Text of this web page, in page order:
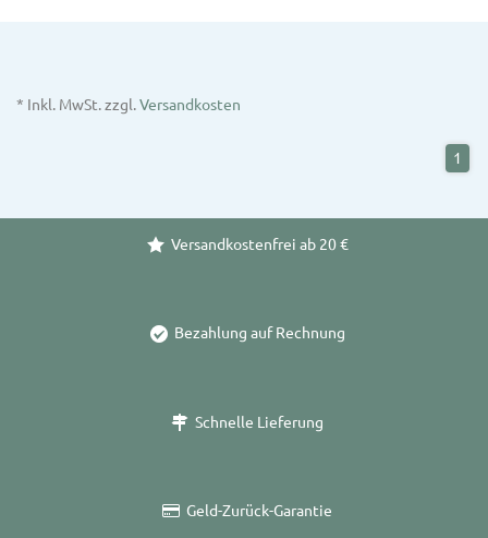
* Inkl. MwSt. zzgl.Versandkosten
1
Versandkostenfrei ab 20 €
Bezahlung auf Rechnung
Schnelle Lieferung
Geld-Zurück-Garantie